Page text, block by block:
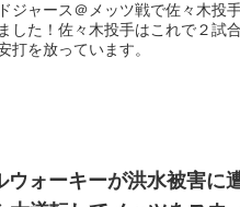
ジャース＠メッツ戦で佐々木投
した！佐々木投手はこれで２試
打を放っています。
ウォーキーが洪水被害に